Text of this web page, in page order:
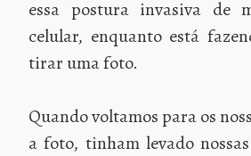
essa postura invasiva de
celular, enquanto está
tirar uma foto.
Quando voltamos para os
a foto, tinham levado